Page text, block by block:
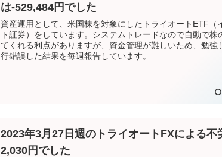
は-529,484円でした
資産運用として、米国株を対象にしたトライオートETF（
ト証券）をしています。システムトレードなので自動で株
てくれる利点がありますが、資金管理が難しいため、勉強
行錯誤した結果を毎週報告しています。
2023年3月27日週のトライオートFXによる不
2,030円でした